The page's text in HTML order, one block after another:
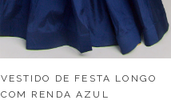
VESTIDO DE FESTA LONGO
COM RENDA AZUL